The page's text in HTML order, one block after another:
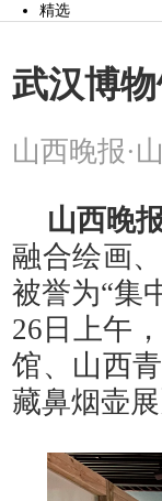
精选
时事
文化
市县
体育
公益
生活
专题
作文
投资山西
健康
辟谣
美食
旅游
头条
娱乐
房产
武汉博
山西晚报·
山西晚
融合绘画
被誉为“集
26日上午
馆、山西
藏鼻烟壶